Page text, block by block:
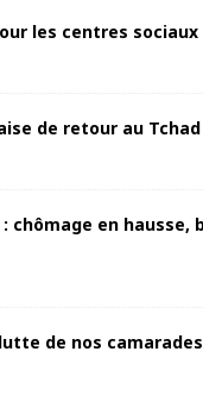
les centres sociaux
de retour au Tchad
: chômage en hausse,
de nos